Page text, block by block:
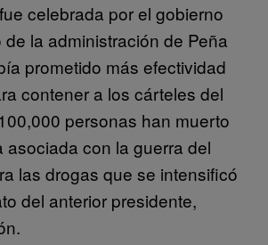
celebrada por el gobierno
la administración de Peña
prometido más efectividad
contener a los cárteles del
personas han muerto
asociada con la guerra del
las drogas que se intensificó
del anterior presidente,